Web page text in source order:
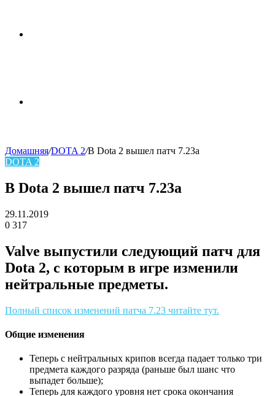
skin
Домашняя/DOTA 2/В Dota 2 вышел патч 7.23a
DOTA 2
В Dota 2 вышел патч 7.23a
29.11.2019
0 317
Valve выпустили следующий патч для
Dota 2, с которым в игре изменили
нейтральные предметы.
Полный список изменений патча 7.23 читайте тут.
Общие изменения
Теперь с нейтральных крипов всегда падает только три
предмета каждого разряда (раньше был шанс что
выпадет больше);
Теперь для каждого уровня нет срока окончания